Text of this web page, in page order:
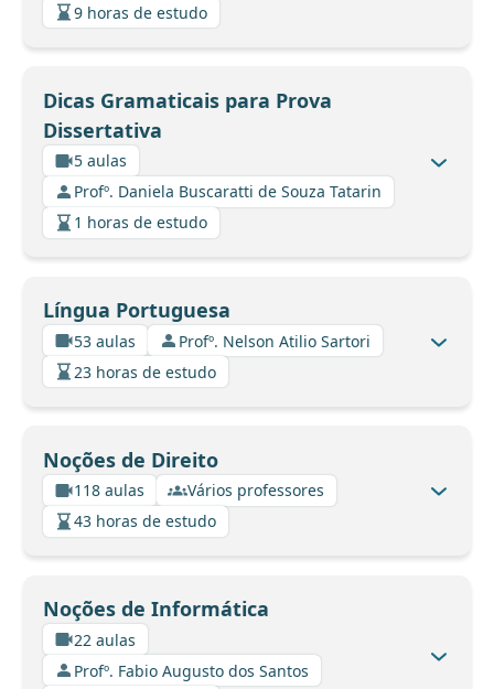
9 horas de estudo
Dicas Gramaticais para Prova
Dissertativa
5 aulas
Profº. Daniela Buscaratti de Souza Tatarin
1 horas de estudo
Língua Portuguesa
53 aulas
Profº. Nelson Atilio Sartori
23 horas de estudo
Noções de Direito
118 aulas
Vários professores
43 horas de estudo
Noções de Informática
22 aulas
Profº. Fabio Augusto dos Santos